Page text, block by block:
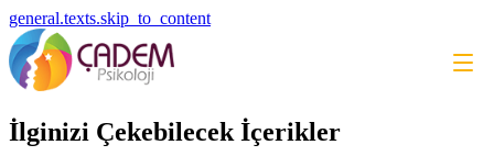
general.texts.skip_to_content
İlginizi Çekebilecek İçerikler